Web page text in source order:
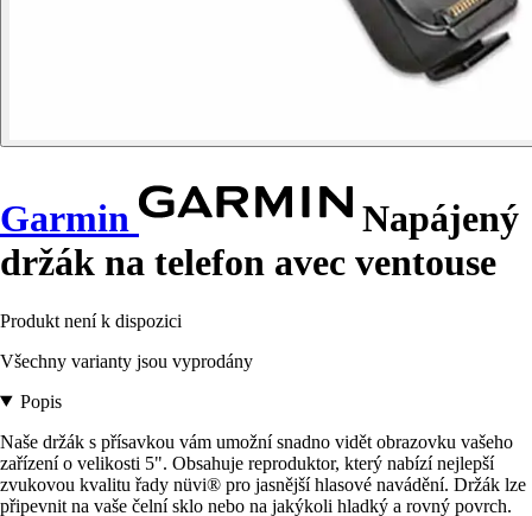
Garmin
Napájený
držák na telefon avec ventouse
Produkt není k dispozici
Všechny varianty jsou vyprodány
Popis
Naše držák s přísavkou vám umožní snadno vidět obrazovku vašeho
zařízení o velikosti 5". Obsahuje reproduktor, který nabízí nejlepší
zvukovou kvalitu řady nüvi® pro jasnější hlasové navádění. Držák lze
připevnit na vaše čelní sklo nebo na jakýkoli hladký a rovný povrch.